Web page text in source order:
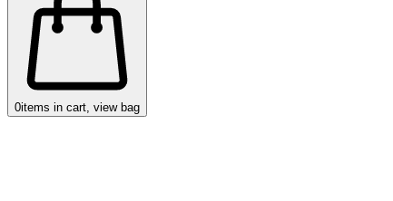
0items in cart, view bag